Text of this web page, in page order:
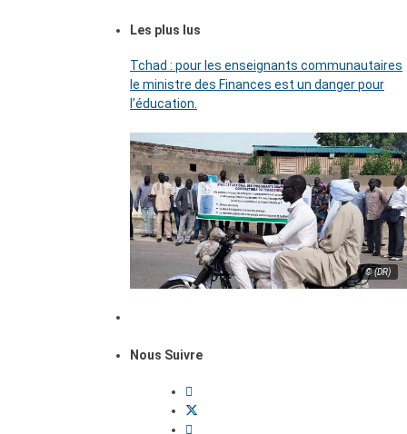
Les plus lus
Tchad : pour les enseignants communautaires
le ministre des Finances est un danger pour
l’éducation.
© (DR)
Nous Suivre